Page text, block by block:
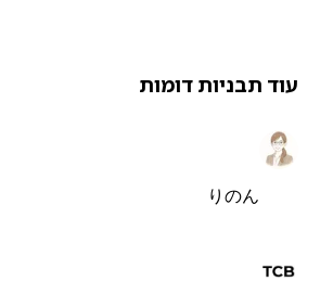
תבניות דומות
りのん